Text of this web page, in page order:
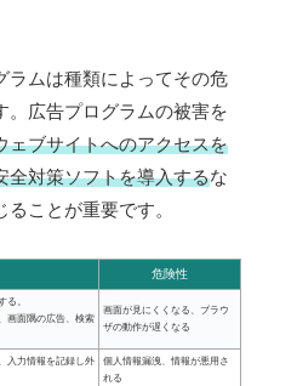
ラムは種類によってその危
。広告プログラムの被害を
ェブサイトへのアクセスを
全対策ソフトを導入するな
ことが重要です。
危険性
る。
画面隅の広告、検索
画面が見にくくなる、ブラウ
ザの動作が遅くなる
入力情報を記録し外
個人情報漏洩、情報が悪用さ
れる